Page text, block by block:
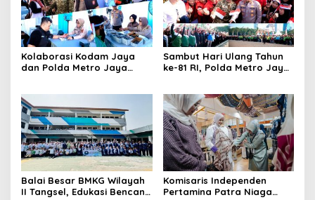
Kolaborasi Kodam Jaya
dan Polda Metro Jaya
Sambut Hari Ulang Tahun
ke-81 RI, Polda Metro Jaya
Balai Besar BMKG Wilayah
II Tangsel, Edukasi Bencana
Komisaris Independen
Pertamina Patra Niaga